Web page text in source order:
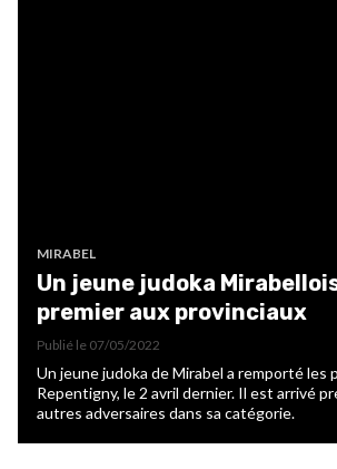
MIRABEL
Un jeune judoka
premier aux provinciaux
Publié le 07/05/2022
Un jeune judoka de Mirabel a remporté les
Repentigny, le 2 avril dernier. Il est arrivé
autres adversaires dans sa catégorie.